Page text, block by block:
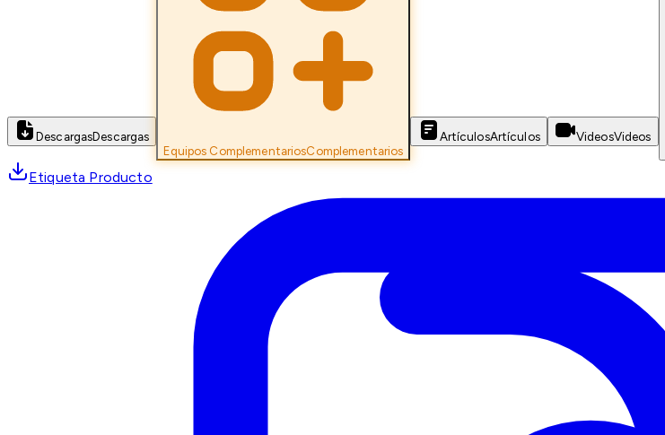
DescargasDescargas
Equipos ComplementariosComplementarios
ArtículosArtículos VideosVideos
Etiqueta Producto